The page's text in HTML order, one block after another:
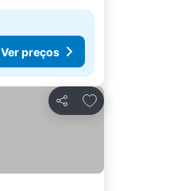
Ver preços
Partilhar
Adicionar aos